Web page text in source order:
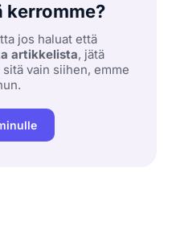
kerromme?
jos haluat että
artikkelista, jätä
vain siihen, emme